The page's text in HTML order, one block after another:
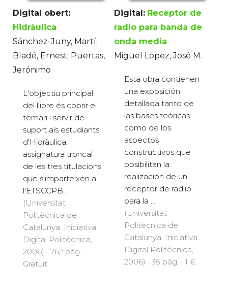
Digital obert:
Hidràulica
Sánchez-Juny, Martí;
Bladé, Ernest; Puertas,
Jerónimo
L'objectiu principal
del llibre és cobrir el
temari i servir de
suport als estudiants
d'Hidràulica,
assignatura troncal
de les tres titulacions
que s'imparteixen a
l'ETSCCPB...
(Universitat
Politècnica de
Catalunya. Iniciativa
Digital Politècnica,
2006) · 262 pàg. ·
Gratuït
Digital: Receptor de
radio para banda de
onda media
Miguel López, José M.
Esta obra contienen
una exposición
detallada tanto de
las bases teóricas
como de los
aspectos
constructivos que
posibilitan la
realización de un
receptor de radiio
para la ...
(Universitat
Politècnica de
Catalunya. Iniciativa
Digital Politècnica,
2006) · 35 pàg. · 1 €